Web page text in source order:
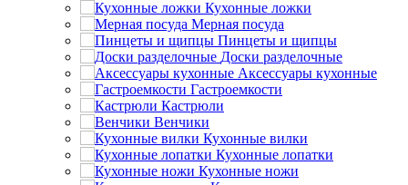
Кухонные ложки
Мерная посуда
Пинцеты и щипцы
Доски разделочные
Аксессуары кухонные
Гастроемкости
Кастрюли
Венчики
Кухонные вилки
Кухонные лопатки
Кухонные ножи